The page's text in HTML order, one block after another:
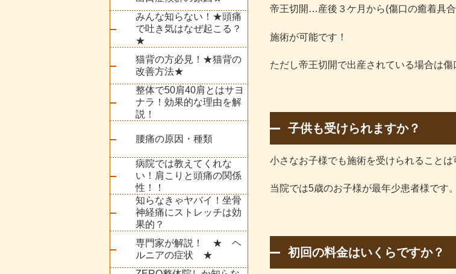
みんな知らない！★頭痛
で吐き気はなぜ起こる？
★
猫背の方必見！★猫背の
改善方法★
整体で50肩40肩とはサヨ
ナラ！効果的な理由を解
説！
腰痛の原因・種類
病院では教えてくれな
い！肩こりと頭痛の関係
性！！
知らなきゃヤバイ！坐骨
神経痛にストレッチは効
果的？
専門家が解説！ ★ ヘ
ルニアの症状 ★
帝王切開…産後３ケ月から(傷口の癒着具
施術が可能です！
ただし帝王切開で出産されている場合は
子供も受けられますか？
小さなお子様でも施術を受けられることは
当院では5歳のお子様が最年少患者様です。
初回の料金はいくらですか？